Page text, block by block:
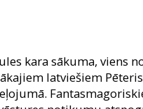
kara sākuma, viens
latviešiem